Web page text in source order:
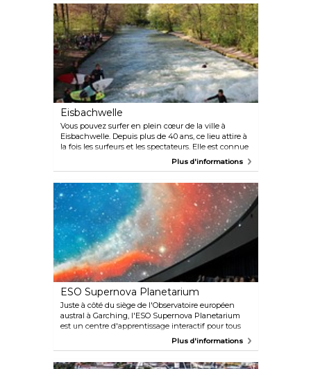
du théâtre.
Eisbachwelle
Vous pouvez surfer en plein cœur de la ville à
Eisbachwelle. Depuis plus de 40 ans, ce lieu attire à
la fois les surfeurs et les spectateurs. Elle est connue
dans le monde entier comme la vague de rivière la
aux professionnels hautement qualifiés. Les vagues
sont difficiles et peuvent être dangereuses, ce n'est
donc pas l'endroit idéal pour les débutants. Mais
même si vous n'aimez pas surfer, cela vaut vraiment
le coup de vous arrêter pour regarder les experts
montrer leurs compétences.
Plus d'informations
ESO Supernova Planetarium
Juste à côté du siège de l'Observatoire européen
austral à Garching, l'ESO Supernova Planetarium
est un centre d'apprentissage interactif pour tous
les groupes d'âge. Le point fort est le planétarium
Plus d'informations